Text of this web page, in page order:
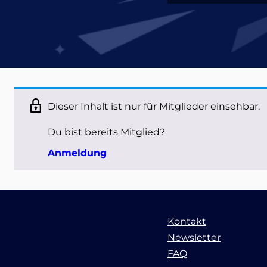
Dieser Inhalt ist nur für Mitglieder einsehbar.
Du bist bereits Mitglied?
Anmeldung
Kontakt
Newsletter
FAQ